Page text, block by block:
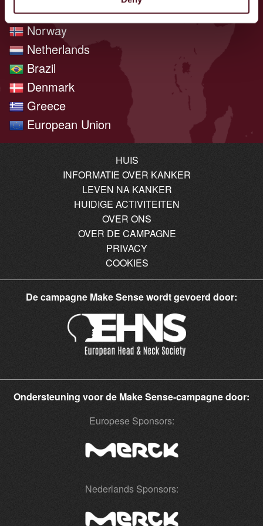
Poland
Norway
Netherlands
Brazil
Denmark
Greece
European Union
HUIS
INFORMATIE OVER KANKER
LEVEN NA KANKER
HUIDIGE ACTIVITEITEN
OVER ONS
OVER DE CAMPAGNE
PRIVACY
COOKIES
De campagne Make Sense wordt gevoerd door:
Ondersteuning voor de Make Sense-campagne door:
Europese Sponsors:
Nederlands Sponsors: